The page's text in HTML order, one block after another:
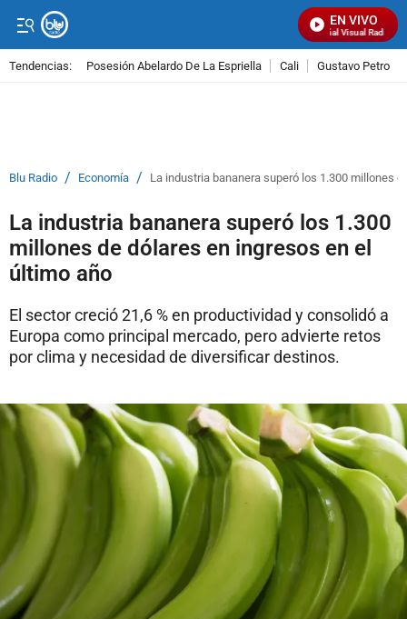
EN VIVO
Señal Visual Radio
Tendencias: Posesión Abelardo De La Espriella Cali Gustavo Petro
Blu Radio / Economía / La industria bananera superó los 1.300 millones
La industria bananera superó los 1.300
millones de dólares en ingresos en el
último año
El sector creció 21,6 % en productividad y consolidó a
Europa como principal mercado, pero advierte retos
por clima y necesidad de diversificar destinos.